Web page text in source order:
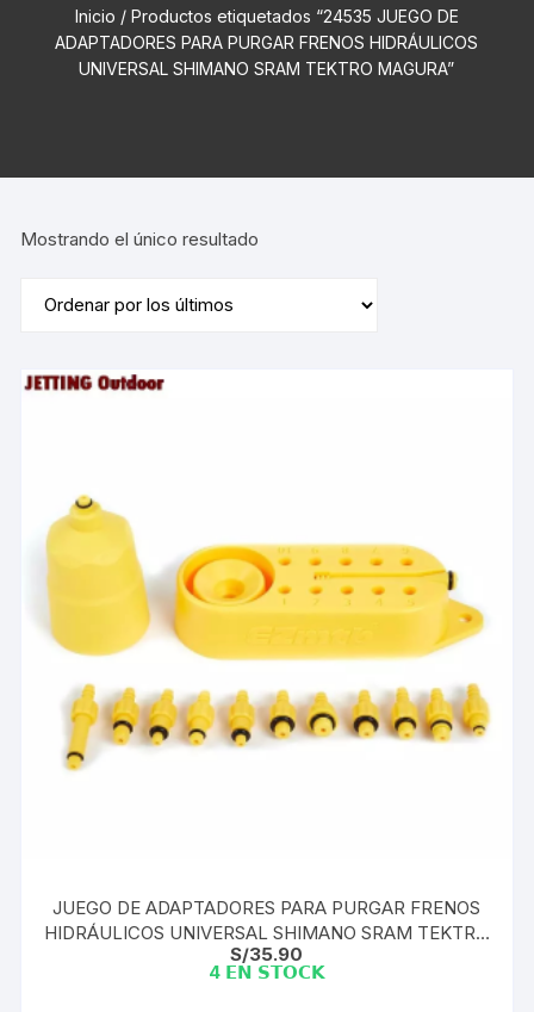
Inicio / Productos etiquetados “24535 JUEGO DE
ADAPTADORES PARA PURGAR FRENOS HIDRÁULICOS
UNIVERSAL SHIMANO SRAM TEKTRO MAGURA”
Mostrando el único resultado
JUEGO DE ADAPTADORES PARA PURGAR FRENOS
HIDRÁULICOS UNIVERSAL SHIMANO SRAM TEKTRO
MAGURA
S/35.90
4 𝗘𝗡 𝗦𝗧𝗢𝗖𝗞